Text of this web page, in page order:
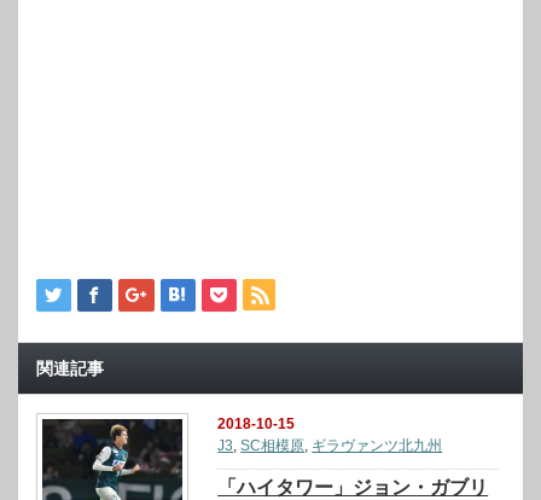
関連記事
2018-10-15
J3,SC相模原, ギラヴァンツ北九州
「ハイタワー」ジョン・ガブリ